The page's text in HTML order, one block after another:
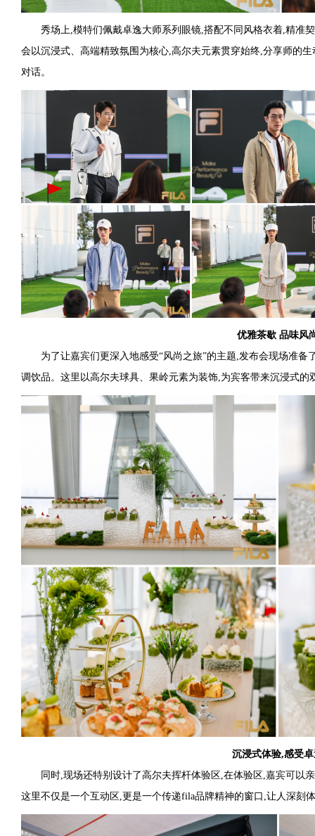
秀场上,模特们佩戴卓逸大师系列眼镜,搭配不同风格衣着,精准
会以沉浸式、高端精致氛围为核心,高尔夫元素贯穿始终,分享师的
对话。
优雅茶歇 品味风
为了让嘉宾们更深入地感受“风尚之旅”的主题,发布会现场准
调饮品。这里以高尔夫球具、果岭元素为装饰,为宾客带来沉浸式的
沉浸式体验,感受
同时,现场还特别设计了高尔夫挥杆体验区,在体验区,嘉宾可以
这里不仅是一个互动区,更是一个传递fila品牌精神的窗口,让人深刻